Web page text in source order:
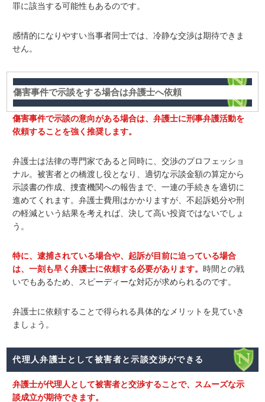
罪に該当する可能性もあるのです。
感情的になりやすい当事者同士では、冷静な交渉は期待できま
せん。
傷害事件で示談をする場合は弁護士へ依頼
傷害事件で示談の意向がある場合は、弁護士に刑事弁護活動を
依頼することを強く推奨します。
弁護士は法律の専門家であると同時に、交渉のプロフェッショ
ナル。被害者との橋渡し役となり、適切な示談金額の算定から
示談書の作成、捜査機関への報告まで、一連の手続きを適切に
進めてくれます。弁護士費用はかかりますが、不起訴処分や刑
の軽減という結果を考えれば、決して高い投資ではないでしょ
う。
特に、逮捕されている場合や、起訴が目前に迫っている場合
は、一刻も早く弁護士に依頼する必要があります。時間との戦
いでもあるため、スピーディーな対応が求められるのです。
弁護士に依頼することで得られる具体的なメリットを見ていき
ましょう。
代理人弁護士として被害者と示談交渉ができる
弁護士が代理人として被害者と交渉することで、スムーズな示
談成立が期待できます。